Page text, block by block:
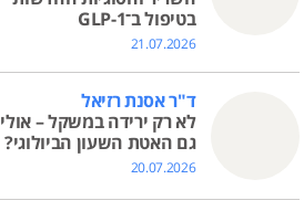
בטיפול ב־GLP-1
21.07.2026
ד"ר אסנת רזיאל
לא רק ירידה במשקל – אולי
גם האטת השעון הביולוגי?
20.07.2026